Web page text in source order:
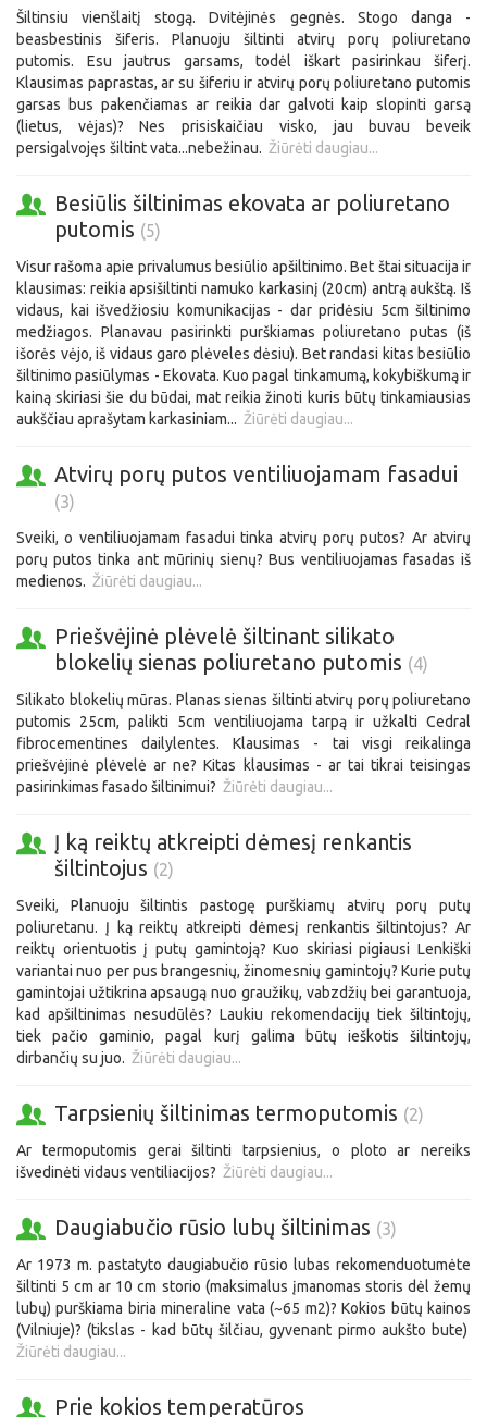
Šiltinsiu vienšlaitį stogą. Dvitėjinės gegnės. Stogo danga -
beasbestinis šiferis. Planuoju šiltinti atvirų porų poliuretano
putomis. Esu jautrus garsams, todėl iškart pasirinkau šiferį.
Klausimas paprastas, ar su šiferiu ir atvirų porų poliuretano putomis
garsas bus pakenčiamas ar reikia dar galvoti kaip slopinti garsą
(lietus, vėjas)? Nes prisiskaičiau visko, jau buvau beveik
persigalvojęs šiltint vata...nebežinau. Žiūrėti daugiau...
Besiūlis šiltinimas ekovata ar poliuretano
putomis (5)
Visur rašoma apie privalumus besiūlio apšiltinimo. Bet štai situacija ir
klausimas: reikia apsišiltinti namuko karkasinį (20cm) antrą aukštą. Iš
vidaus, kai išvedžiosiu komunikacijas - dar pridėsiu 5cm šiltinimo
medžiagos. Planavau pasirinkti purškiamas poliuretano putas (iš
išorės vėjo, iš vidaus garo plėveles dėsiu). Bet randasi kitas besiūlio
šiltinimo pasiūlymas - Ekovata. Kuo pagal tinkamumą, kokybiškumą ir
kainą skiriasi šie du būdai, mat reikia žinoti kuris būtų tinkamiausias
aukščiau aprašytam karkasiniam... Žiūrėti daugiau...
Atvirų porų putos ventiliuojamam fasadui
(3)
Sveiki, o ventiliuojamam fasadui tinka atvirų porų putos? Ar atvirų
porų putos tinka ant mūrinių sienų? Bus ventiliuojamas fasadas iš
medienos. Žiūrėti daugiau...
Priešvėjinė plėvelė šiltinant silikato
blokelių sienas poliuretano putomis (4)
Silikato blokelių mūras. Planas sienas šiltinti atvirų porų poliuretano
putomis 25cm, palikti 5cm ventiliuojama tarpą ir užkalti Cedral
fibrocementines dailylentes. Klausimas - tai visgi reikalinga
priešvėjinė plėvelė ar ne? Kitas klausimas - ar tai tikrai teisingas
pasirinkimas fasado šiltinimui? Žiūrėti daugiau...
Į ką reiktų atkreipti dėmesį renkantis
šiltintojus (2)
Sveiki, Planuoju šiltintis pastogę purškiamų atvirų porų putų
poliuretanu. Į ką reiktų atkreipti dėmesį renkantis šiltintojus? Ar
reiktų orientuotis į putų gamintoją? Kuo skiriasi pigiausi Lenkiški
variantai nuo per pus brangesnių, žinomesnių gamintojų? Kurie putų
gamintojai užtikrina apsaugą nuo graužikų, vabzdžių bei garantuoja,
kad apšiltinimas nesudūlės? Laukiu rekomendacijų tiek šiltintojų,
tiek pačio gaminio, pagal kurį galima būtų ieškotis šiltintojų,
dirbančių su juo. Žiūrėti daugiau...
Tarpsienių šiltinimas termoputomis (2)
Ar termoputomis gerai šiltinti tarpsienius, o ploto ar nereiks
išvedinėti vidaus ventiliacijos? Žiūrėti daugiau...
Daugiabučio rūsio lubų šiltinimas (3)
Ar 1973 m. pastatyto daugiabučio rūsio lubas rekomenduotumėte
šiltinti 5 cm ar 10 cm storio (maksimalus įmanomas storis dėl žemų
lubų) purškiama biria mineraline vata (~65 m2)? Kokios būtų kainos
(Vilniuje)? (tikslas - kad būtų šilčiau, gyvenant pirmo aukšto bute)
Žiūrėti daugiau...
Prie kokios temperatūros